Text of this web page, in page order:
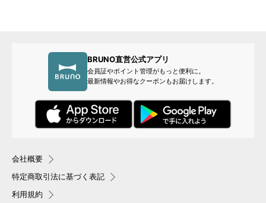
BRUNO直営公式アプリ
会員証やポイント管理がもっと便利に。
最新情報やお得なクーポンもお届けします。
会社概要
特定商取引法に基づく表記
利用規約